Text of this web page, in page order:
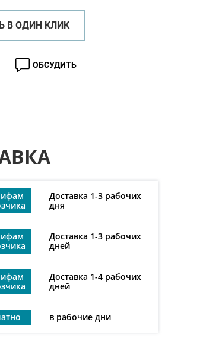
В ОДИН КЛИК
ОБСУДИТЬ
Доставка 1-3 рабочих
дня
Доставка 1-3 рабочих
дней
Доставка 1-4 рабочих
дней
в рабочие дни